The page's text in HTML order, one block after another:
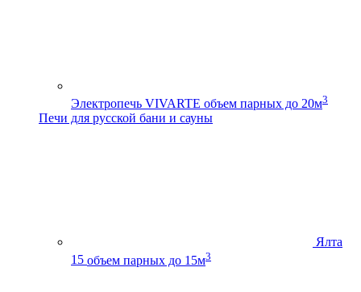
Электропечь VIVARTE объем парных до 20м3
Печи для русской бани и сауны
Ялта
15 объем парных до 15м3